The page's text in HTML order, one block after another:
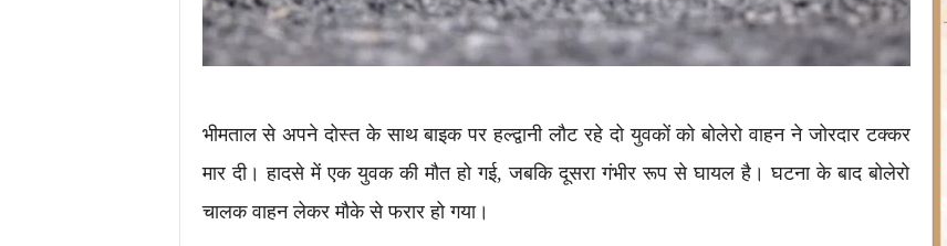
भीमताल से अपने दोस्त के साथ बाइक पर हल्द्वानी लौट रहे दो युवकों को बोलेरो वाहन ने जोरदार टक्कर
मार दी। हादसे में एक युवक की मौत हो गई, जबकि दूसरा गंभीर रूप से घायल है। घटना के बाद बोलेरो
चालक वाहन लेकर मौके से फरार हो गया।